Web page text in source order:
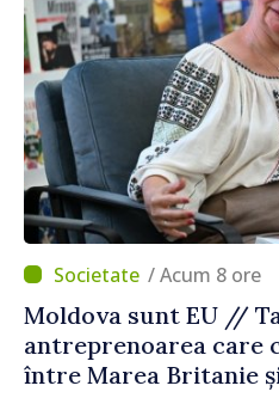
/ Acum 8 ore
Moldova sunt EU //
antreprenoarea care
între Marea Britanie